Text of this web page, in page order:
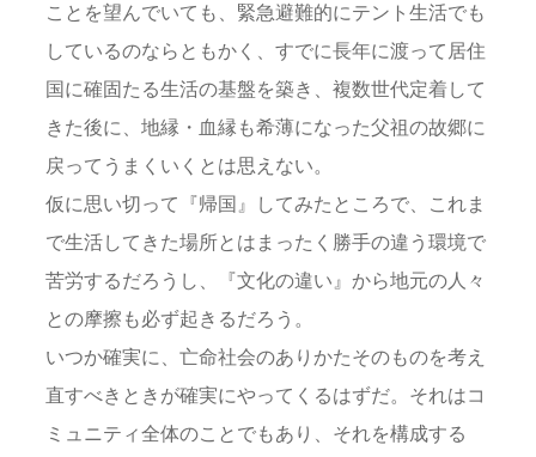
ことを望んでいても、緊急避難的にテント生活でも
しているのならともかく、すでに長年に渡って居住
国に確固たる生活の基盤を築き、複数世代定着して
きた後に、地縁・血縁も希薄になった父祖の故郷に
戻ってうまくいくとは思えない。
仮に思い切って『帰国』してみたところで、これま
で生活してきた場所とはまったく勝手の違う環境で
苦労するだろうし、『文化の違い』から地元の人々
との摩擦も必ず起きるだろう。
いつか確実に、亡命社会のありかたそのものを考え
直すべきときが確実にやってくるはずだ。それはコ
ミュニティ全体のことでもあり、それを構成する